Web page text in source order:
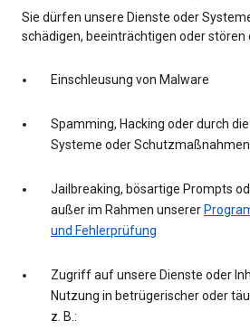
Sie dürfen unsere Dienste oder
schädigen, beeinträchtigen oder stören
Einschleusung von Malware
Spamming, Hacking oder durch
Systeme oder Schutzmaßnahmen
Jailbreaking, bösartige Prompts
außer im Rahmen unserer
und Fehlerprüfung
Zugriff auf unsere Dienste oder
Nutzung in betrügerischer oder
z. B.: